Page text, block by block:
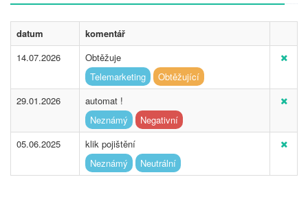
datum
komentář
14.07.2026
Obtěžuje
Telemarketing
Obtěžující
29.01.2026
automat !
Neznámý
Negativní
05.06.2025
klik pojištění
Neznámý
Neutrální